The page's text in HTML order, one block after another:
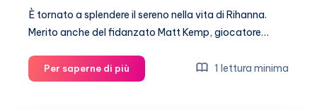
È tornato a splendere il sereno nella vita di Rihanna.
Merito anche del fidanzato Matt Kemp, giocatore…
Per saperne di più
bacia
1 lettura minima